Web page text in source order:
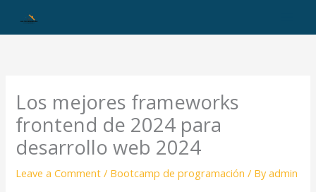
Los mejores frameworks
frontend de 2024 para
desarrollo web 2024
Leave a Comment / Bootcamp de programación / Byadmin